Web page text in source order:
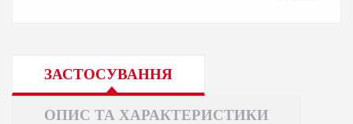
ЗАСТОСУВАННЯ
ОПИС ТА ХАРАКТЕРИСТИКИ